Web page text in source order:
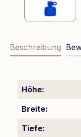
Beschreibung
Höhe:
Breite:
Tiefe: